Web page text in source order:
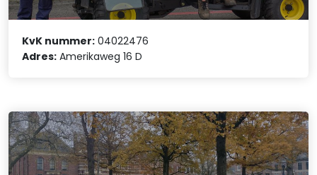
KvK nummer: 04022476
Adres: Amerikaweg 16 D